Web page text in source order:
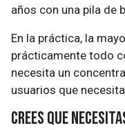
años con una pila de
En la práctica, la
prácticamente todo
necesita un
usuarios que
Crees que